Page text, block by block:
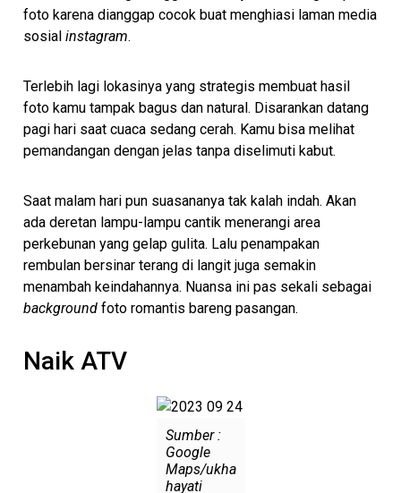
foto karena dianggap cocok buat menghiasi laman media
sosialinstagram.
Terlebih lagi lokasinya yang strategis membuat hasil
foto kamu tampak bagus dan natural. Disarankan datang
pagi hari saat cuaca sedang cerah. Kamu bisa melihat
pemandangan dengan jelas tanpa diselimuti kabut.
Saat malam hari pun suasananya tak kalah indah. Akan
ada deretan lampu-lampu cantik menerangi area
perkebunan yang gelap gulita. Lalu penampakan
rembulan bersinar terang di langit juga semakin
menambah keindahannya. Nuansa ini pas sekali sebagai
background foto romantis bareng pasangan.
Naik ATV
Sumber :
Google
Maps/ukha
hayati